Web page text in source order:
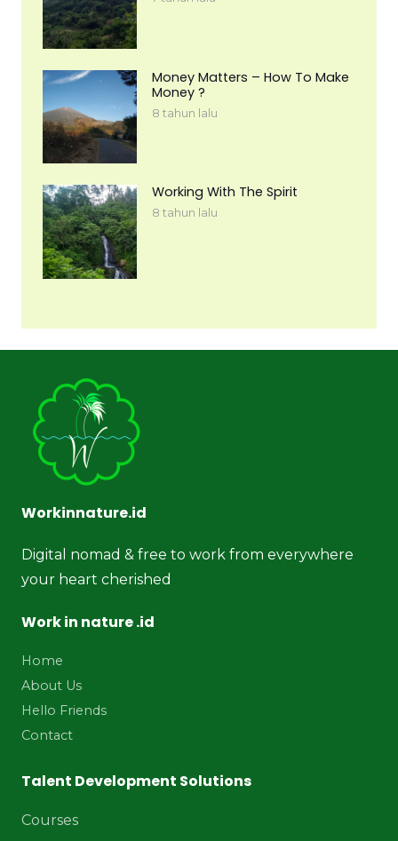
Money Matters – How To Make
Money ?
8 tahun lalu
Working With The Spirit
8 tahun lalu
Workinnature.id
Digital nomad & free to work from everywhere
your heart cherished
Work in nature .id
Home
About Us
Hello Friends
Contact
Talent Development Solutions
Courses